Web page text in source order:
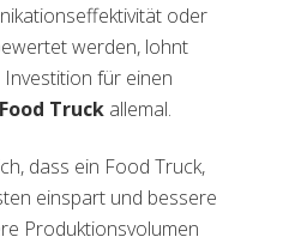
oder
werden, lohnt
für einen
Truck allemal.
dass ein Food Truck,
einspart und bessere
Produktionsvolumen